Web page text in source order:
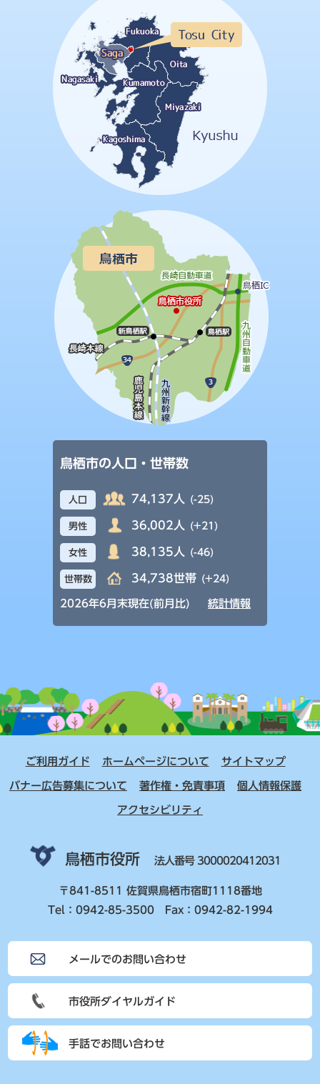
鳥栖市の人口・世帯数
人口 74,137人 (-25)
男性 36,002人 (+21)
女性 38,135人 (-46)
世帯数 34,738世帯 (+24)
2026年6月末現在(前月比) 統計情報
ご利用ガイド ホームページについて サイトマップ
バナー広告募集について 著作権・免責事項 個人情報保護
アクセシビリティ
鳥栖市役所 法人番号 3000020412031
〒841-8511 佐賀県鳥栖市宿町1118番地
Tel：0942-85-3500 Fax：0942-82-1994
メールでのお問い合わせ
市役所ダイヤルガイド
手話でお問い合わせ